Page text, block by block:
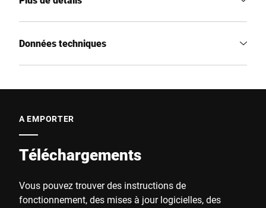
Données techniques
A EMPORTER
Téléchargements
Vous pouvez trouver des instructions de
fonctionnement, des mises à jour logicielles, des